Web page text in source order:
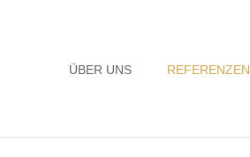
Navigation
ÜBER UNS REFERENZEN